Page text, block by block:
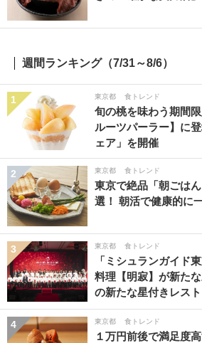
週間ランキング（7/31～8/6）
1 東京都 食トレンド
旬の桃を味わう期間
ルーツパーラー】に
ェア」を開催
2 東京都 食トレンド
東京で絶品「朝ごは
選！ 朝活で健康的に
3 東京都 食トレンド
「ミシュランガイド
料理【明寂】が新た
の新たな星付きレス
4 東京都 食トレンド
１万円前後で満足度